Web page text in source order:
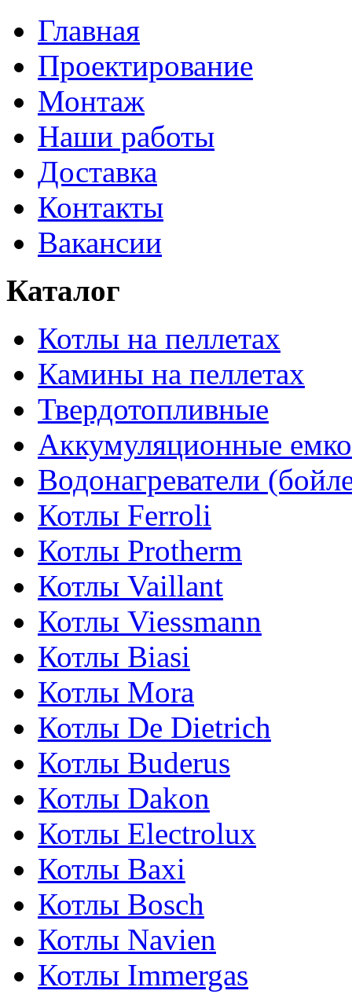
Главная
Проектирование
Монтаж
Наши работы
Доставка
Контакты
Вакансии
Каталог
Котлы на пеллетах
Камины на пеллетах
Твердотопливные
Аккумуляционные
Водонагреватели
Котлы Ferroli
Котлы Protherm
Котлы Vaillant
Котлы Viessmann
Котлы Biasi
Котлы Mora
Котлы De Dietrich
Котлы Buderus
Котлы Dakon
Котлы Electrolux
Котлы Baxi
Котлы Bosch
Котлы Navien
Котлы Immergas